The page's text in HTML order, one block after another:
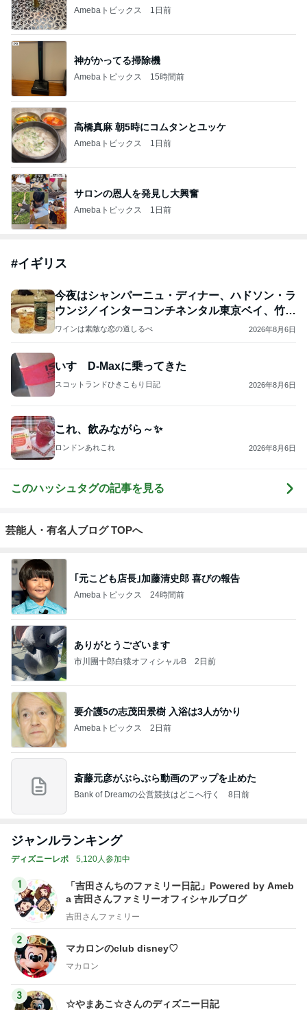
Amebaトピックス 1日前
神がかってる掃除機
Amebaトピックス 15時間前
高橋真麻 朝5時にコムタンとユッケ
Amebaトピックス 1日前
サロンの恩人を発見し大興奮
Amebaトピックス 1日前
#イギリス
今夜はシャンパーニュ・ディナー、ハドソン・ラ
ウンジ／インターコンチネンタル東京ベイ、竹芝
２
ワインは素敵な恋の道しるべ 2026年8月6日
いすゞD-Maxに乗ってきた
スコットランドひきこもり日記 2026年8月6日
これ、飲みながら～✨
ロンドンあれこれ 2026年8月6日
このハッシュタグの記事を見る
芸能人・有名人ブログ TOPへ
｢元こども店長｣加藤清史郎 喜びの報告
Amebaトピックス 24時間前
ありがとうございます
市川團十郎白猿オフィシャルB 2日前
要介護5の志茂田景樹 入浴は3人がかり
Amebaトピックス 2日前
斎藤元彦がぶらぶら動画のアップを止めた
Bank of Dreamの公営競技はどこへ行く 8日前
ジャンルランキング
ディズニーレポ 5,120人参加中
1
「吉田さんちのファミリー日記」Powered by Ameb
a 吉田さんファミリーオフィシャルブログ
吉田さんファミリー
2
マカロンのclub disney♡
マカロン
3
☆やまあこ☆さんのディズニー日記